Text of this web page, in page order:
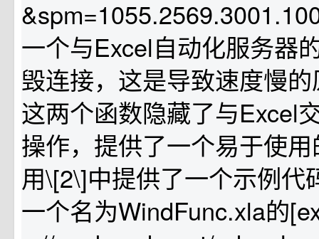
一个与Excel自动化服务器
毁连接，这是导致速度慢
这两个函数隐藏了与Excel
操作，提供了一个易于使
用\[2\]中提供了一个示例代
一个名为WindFunc.xla的